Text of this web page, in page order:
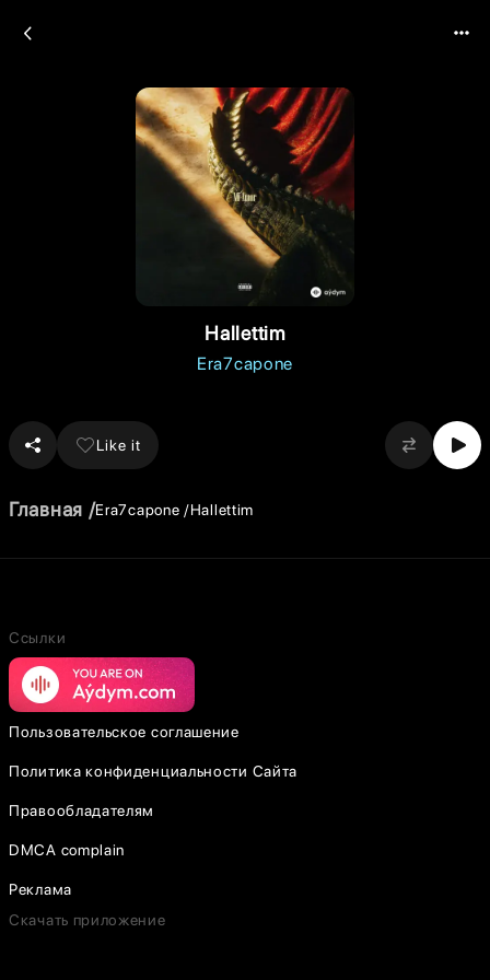
Hallettim
Era7capone
Like it
Главная Era7capone Hallettim
Ссылки
Пользовательское соглашение
Политика конфиденциальности Сайта
Правообладателям
DMCA complain
Реклама
Скачать приложение